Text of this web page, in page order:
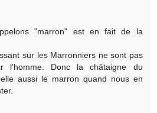
"marron" est en fait de la
sur les Marronniers ne sont pas
l'homme. Donc la châtaigne du
aussi le marron quand nous en